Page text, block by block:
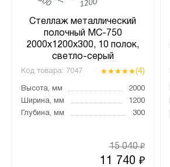
Стеллаж металлический
полочный МС-750
2000х1200х300, 10 полок,
светло-серый
Код товара: 7047 (4)
Высота, мм
2000
Ширина, мм
1200
Глубина, мм
300
11 740 ₽
15 040₽